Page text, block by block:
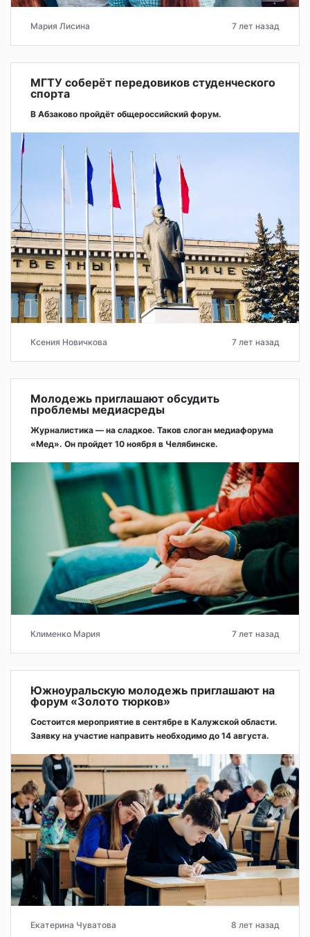
Мария Лисина 7 лет назад
МГТУ соберёт передовиков студенческого
спорта
В Абзаково пройдёт общероссийский форум.
Ксения Новичкова 7 лет назад
Молодежь приглашают обсудить
проблемы медиасреды
Журналистика — на сладкое. Таков слоган медиафорума
«Мед». Он пройдет 10 ноября в Челябинске.
Клименко Мария 7 лет назад
Южноуральскую молодежь приглашают на
форум «Золото тюрков»
Состоится мероприятие в сентябре в Калужской области.
Заявку на участие направить необходимо до 14 августа.
Екатерина Чуватова 8 лет назад